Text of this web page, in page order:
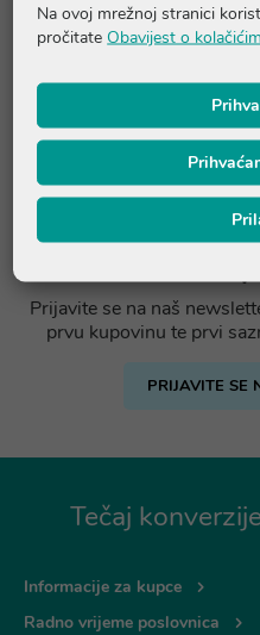
Ostvarite -
Prijavite se na naš
prvu kupovinu te prvi
PRIJAVITE SE
Tečaj konverzije
Informacije za kupce
Radno vrijeme poslovnica
Na ovoj mrežnoj stranici
pročitate Obavijest o